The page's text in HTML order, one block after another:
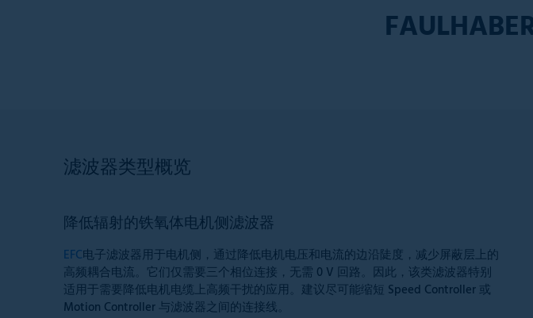
滤波器类型概览
降低辐射的铁氧体电机侧滤波器
EFC电子滤波器用于电机侧，通过降低电机电压和电流的边沿陡度，减少屏蔽层上的
高频耦合电流。它们仅需要三个相位连接，无需 0 V 回路。因此，该类滤波器特别
适用于需要降低电机电缆上高频干扰的应用。建议尽可能缩短 Speed Controller 或
Motion Controller 与滤波器之间的连接线。